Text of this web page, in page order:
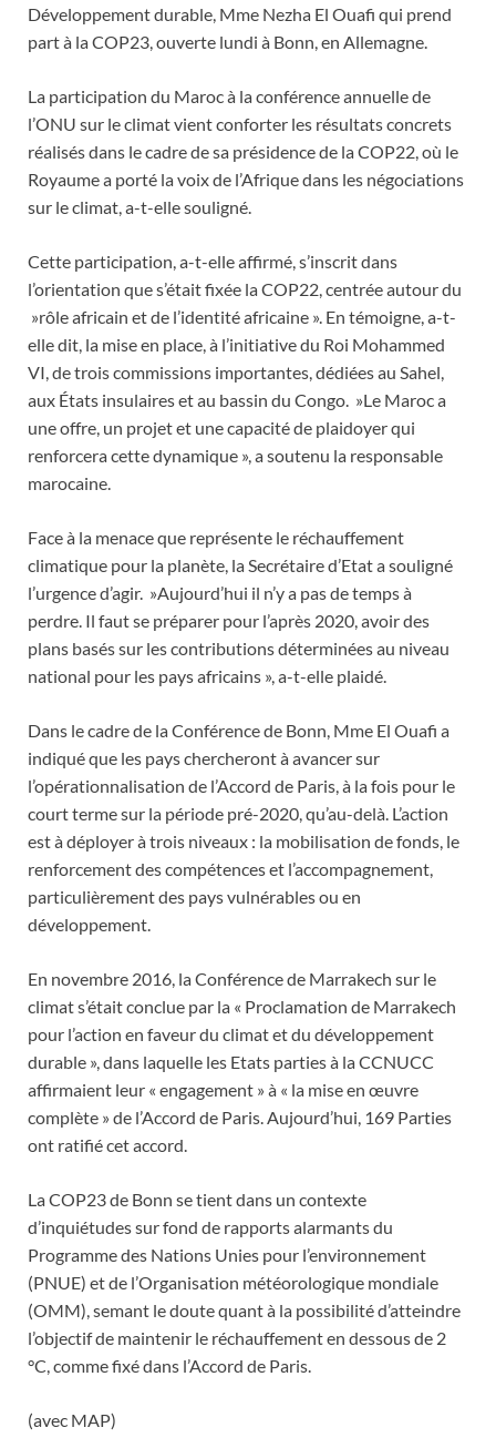
Développement durable, Mme Nezha El Ouafi qui prend
part à la COP23, ouverte lundi à Bonn, en Allemagne.
La participation du Maroc à la conférence annuelle de
l’ONU sur le climat vient conforter les résultats concrets
réalisés dans le cadre de sa présidence de la COP22, où le
Royaume a porté la voix de l’Afrique dans les négociations
sur le climat, a-t-elle souligné.
Cette participation, a-t-elle affirmé, s’inscrit dans
l’orientation que s’était fixée la COP22, centrée autour du
»rôle africain et de l’identité africaine ». En témoigne, a-t-
elle dit, la mise en place, à l’initiative du Roi Mohammed
VI, de trois commissions importantes, dédiées au Sahel,
aux États insulaires et au bassin du Congo. »Le Maroc a
une offre, un projet et une capacité de plaidoyer qui
renforcera cette dynamique », a soutenu la responsable
marocaine.
Face à la menace que représente le réchauffement
climatique pour la planète, la Secrétaire d’Etat a souligné
l’urgence d’agir. »Aujourd’hui il n’y a pas de temps à
perdre. Il faut se préparer pour l’après 2020, avoir des
plans basés sur les contributions déterminées au niveau
national pour les pays africains », a-t-elle plaidé.
Dans le cadre de la Conférence de Bonn, Mme El Ouafi a
indiqué que les pays chercheront à avancer sur
l’opérationnalisation de l’Accord de Paris, à la fois pour le
court terme sur la période pré-2020, qu’au-delà. L’action
est à déployer à trois niveaux : la mobilisation de fonds, le
renforcement des compétences et l’accompagnement,
particulièrement des pays vulnérables ou en
développement.
En novembre 2016, la Conférence de Marrakech sur le
climat s’était conclue par la « Proclamation de Marrakech
pour l’action en faveur du climat et du développement
durable », dans laquelle les Etats parties à la CCNUCC
affirmaient leur « engagement » à « la mise en œuvre
complète » de l’Accord de Paris. Aujourd’hui, 169 Parties
ont ratifié cet accord.
La COP23 de Bonn se tient dans un contexte
d’inquiétudes sur fond de rapports alarmants du
Programme des Nations Unies pour l’environnement
(PNUE) et de l’Organisation météorologique mondiale
(OMM), semant le doute quant à la possibilité d’atteindre
l’objectif de maintenir le réchauffement en dessous de 2
°C, comme fixé dans l’Accord de Paris.
(avec MAP)